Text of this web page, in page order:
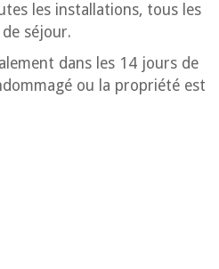
les installations, tous les
séjour.
dans les 14 jours de
ou la propriété est